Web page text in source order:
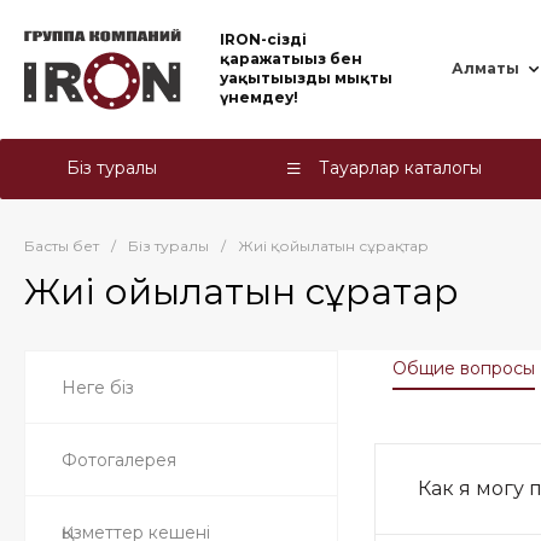
IRON-cіздің
қаражатыңыз бен
уақытыңызды мықты
үнемдеу!
Алматы
Біз туралы Тауарлар каталогы
Басты бет / Біз туралы / Жиі қойылатын сұрақтар
Жиі қойылатын сұрақтар
Неге біз
Фотогалерея
Қызметтер кешені
Общие вопросы
Как я могу